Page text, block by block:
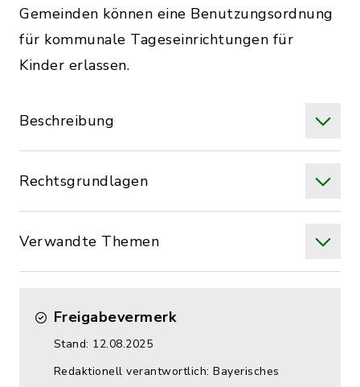
Gemeinden können eine Benutzungsordnung
für kommunale Tageseinrichtungen für
Kinder erlassen.
Beschreibung
Rechtsgrundlagen
Verwandte Themen
Freigabevermerk
Stand: 12.08.2025
Redaktionell verantwortlich: Bayerisches